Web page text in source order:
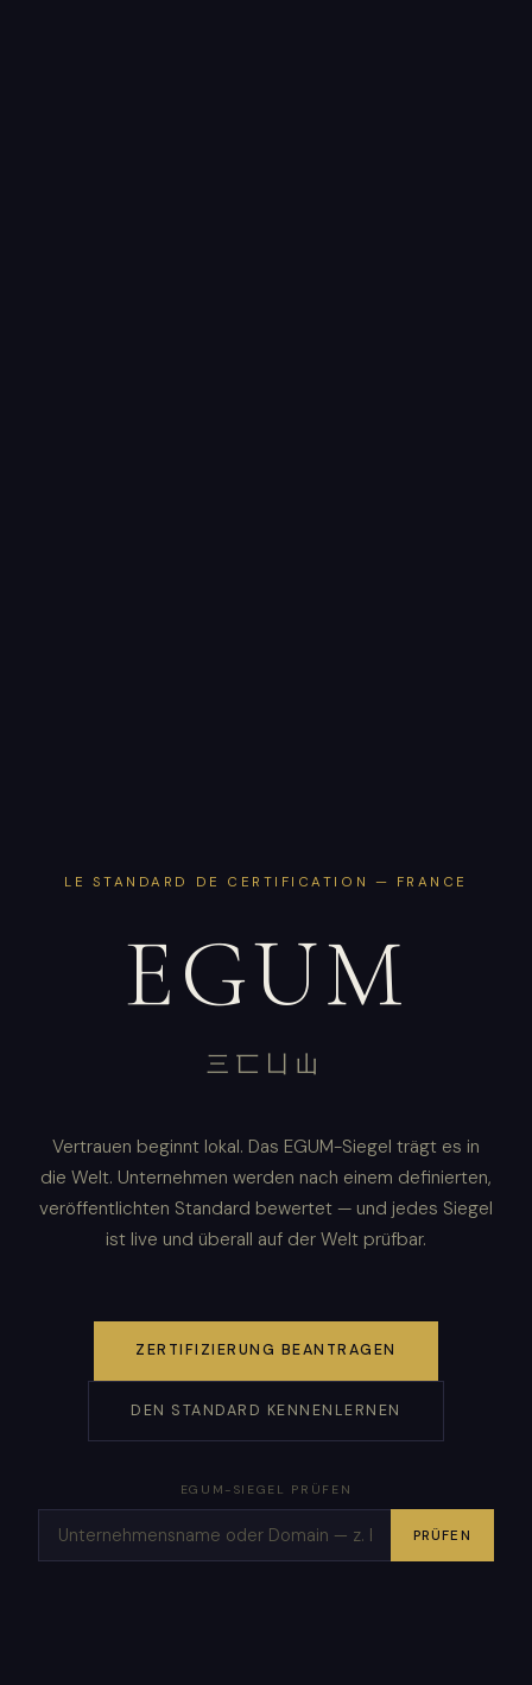
LE STANDARD DE CERTIFICATION — FRANCE
EGUM
三匸凵山
Vertrauen beginnt lokal. Das EGUM-Siegel trägt es in
die Welt. Unternehmen werden nach einem definierten,
veröffentlichten Standard bewertet — und jedes Siegel
ist live und überall auf der Welt prüfbar.
ZERTIFIZIERUNG BEANTRAGEN
DEN STANDARD KENNENLERNEN
EGUM-SIEGEL PRÜFEN
PRÜFEN